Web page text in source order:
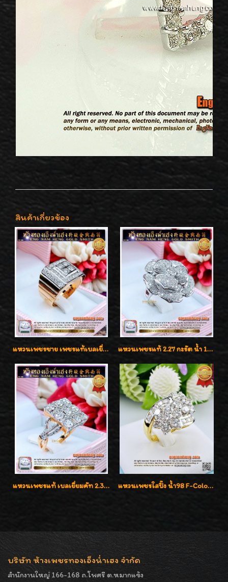
สินค้าเกี่ยวข้อง
แหวนเพชรชาย เพชรแท้เบลเยี่ยมคัท น้ำ100% D-Color/VVS 2.46 กะรัต แหวนเพชรแท้ 2.27 กะรัต น้ำ 100% เบลเยี่ยมคัท ลวดลายดอกกุหลาบหรู
แหวนเพชรแท้ เบลเยี่ยมคัท 2.39 กะรัต น้ำ 98 F-Color/VVS ดีไซน์หน้ากว้างหรูเต็มนิ้ว แหวนเพชรใสปิ๊ง น้ำ98 F-Color/VVS1 น้ำหนักเพชรรวม 2.56 กะรัต ใส่เต็มนิ้วเพชรเป็นน้ำเป็นเนื้อสวยมากๆค่ะ
บริษัท ห้างเพชรทองเอ็งน่ำเฮง จำกัด
สำนักงานใหญ่ 166-168 ถ.โพศรี ต.หมากแข้ง